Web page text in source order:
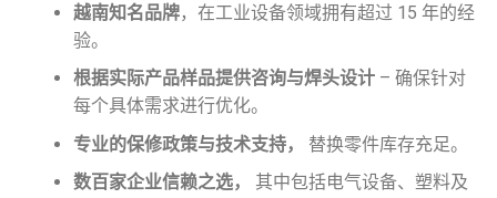
越南知名品牌，在工业设备领域拥有超过 15 年的经
验。
根据实际产品样品提供咨询与焊头设计– 确保针对
每个具体需求进行优化。
专业的保修政策与技术支持，
替换零件库存充足。
数百家企业信赖之选，
其中包括电气设备、塑料及